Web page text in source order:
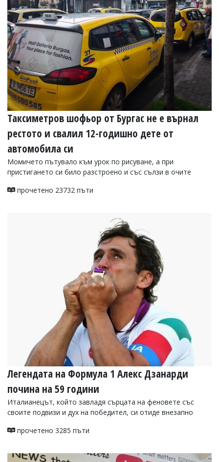
УКРАЙНА
СПОРТ
РАЗСЛЕДВАНЕ
БИЗНЕС
ЮГ
Управители:
Веселин
Василев,
email:
v.vasilev@flagman.bg
Катя
Касабова,
еmail:k.kassabova@flagman.bg
редактор:
Иван
Колев,
откриете
обиден
за
вас
коментар,
моля
сигнализирайте
Таксиметров шофьор от Бургас не е върнал
рестото и свалил 12-годишно дете от
автомобила си
Момичето пътувало към урок по рисуване, а при
пристигането си било разстроено и със сълзи в очите
прочетено 23732 пъти
Легендата на Формула 1 Алекс Дзанарди
почина на 59 години
Италианецът, който завладя сърцата на феновете със
своите подвизи и дух на победител, си отиде внезапно
прочетено 3285 пъти